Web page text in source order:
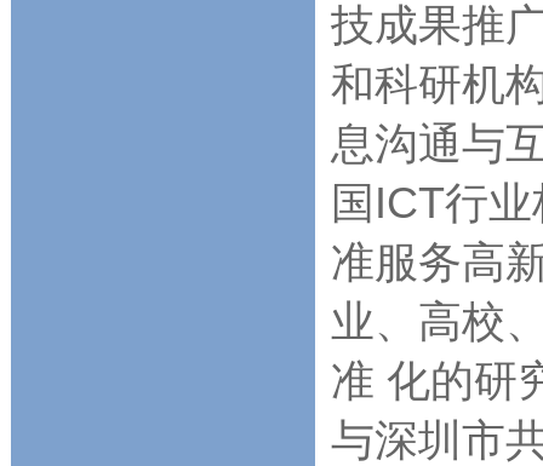
技成果推
和科研机
息沟通与
国ICT行
准服务高
业、高校
准 化的研
与深圳市